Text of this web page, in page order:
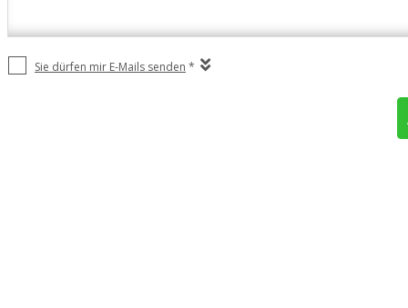
Sie dürfen mir E-Mails senden *